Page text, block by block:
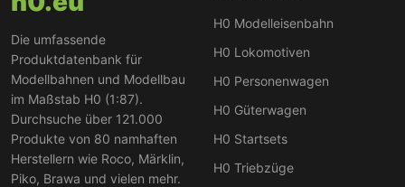
Die umfassende
Produktdatenbank für
Modellbahnen und Modellbau
im Maßstab H0 (1:87).
Durchsuche über 121.000
Produkte von 80 namhaften
Herstellern wie Roco, Märklin,
Piko, Brawa und vielen mehr.
H0 Modelleisenbahn
H0 Lokomotiven
H0 Personenwagen
H0 Güterwagen
H0 Startsets
H0 Triebzüge